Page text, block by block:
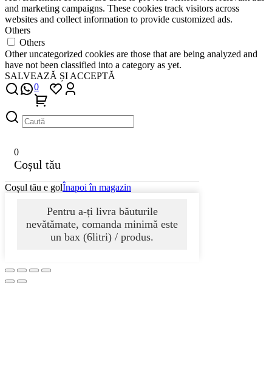
and marketing campaigns. These cookies track visitors across
websites and collect information to provide customized ads.
Others
Others
Other uncategorized cookies are those that are being analyzed and
have not been classified into a category as yet.
SALVEAZĂ ȘI ACCEPTĂ
0
0
Coșul tău
Coșul tău e golÎnapoi în magazin